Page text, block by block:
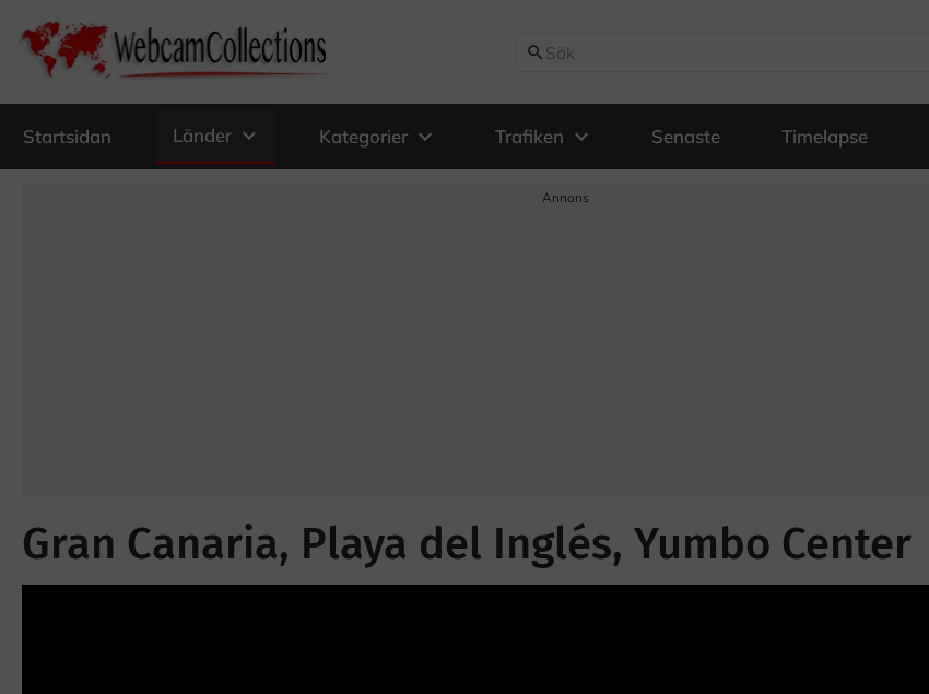
search
Startsidan Länder expand_more Kategorier expand_more Trafiken expand_more Senaste Timelapse
Annons
Gran Canaria, Playa del Inglés, Yumbo Center